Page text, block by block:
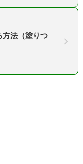
方法（塗りつ